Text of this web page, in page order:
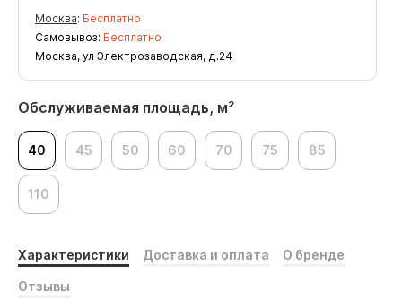
Обслуживаемая площадь, м²
40 45 50 60 70 75 85
110
Москва: Бесплатно
Самовывоз: Бесплатно
Москва, ул Электрозаводская, д.24
Характеристики Доставка и оплата О бренде
Отзывы